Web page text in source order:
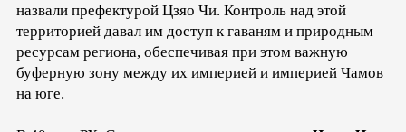
назвали префектурой Цзяо Чи. Контроль над этой
территорией давал им доступ к гаваням и природным
ресурсам региона, обеспечивая при этом важную
буферную зону между их империей и империей Чамов
на юге.